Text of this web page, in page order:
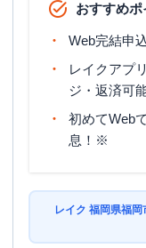
おすすめポ
Web完結申
レイクアプ
ジ・返済可
初めてWeb
息！※
レイク 福岡県福